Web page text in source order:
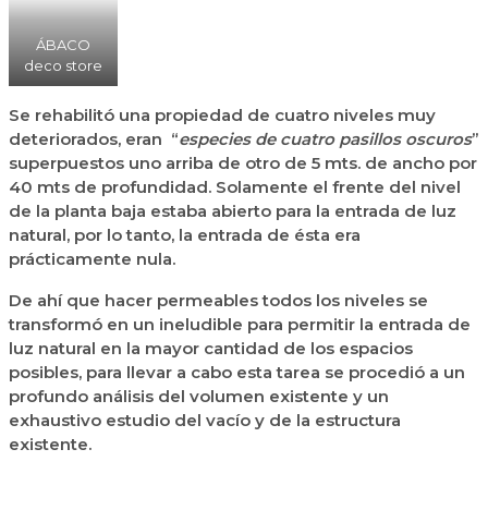
ÁBACO
deco store
Se rehabilitó una propiedad de cuatro niveles muy
deteriorados, eran “especies de cuatro pasillos oscuros”
superpuestos uno arriba de otro de 5 mts. de ancho por
40 mts de profundidad. Solamente el frente del nivel
de la planta baja estaba abierto para la entrada de luz
natural, por lo tanto, la entrada de ésta era
prácticamente nula.
De ahí que hacer permeables todos los niveles se
transformó en un ineludible para permitir la entrada de
luz natural en la mayor cantidad de los espacios
posibles, para llevar a cabo esta tarea se procedió a un
profundo análisis del volumen existente y un
exhaustivo estudio del vacío y de la estructura
existente.